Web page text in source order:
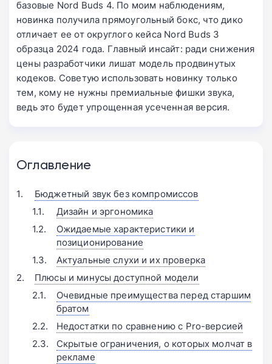
базовые Nord Buds 4. По моим наблюдениям,
новинка получила прямоугольный бокс, что дико
отличает ее от округлого кейса Nord Buds 3
образца 2024 года. Главный инсайт: ради снижения
цены разработчики лишат модель продвинутых
кодеков. Советую использовать новинку только
тем, кому не нужны премиальные фишки звука,
ведь это будет упрощенная усеченная версия.
Оглавление
Бюджетный звук без компромиссов
Дизайн и эргономика
Ожидаемые характеристики и
позиционирование
Актуальные слухи и их проверка
Плюсы и минусы доступной модели
Очевидные преимущества перед старшим
братом
Недостатки по сравнению с Pro-версией
Скрытые ограничения, о которых молчат в
рекламе